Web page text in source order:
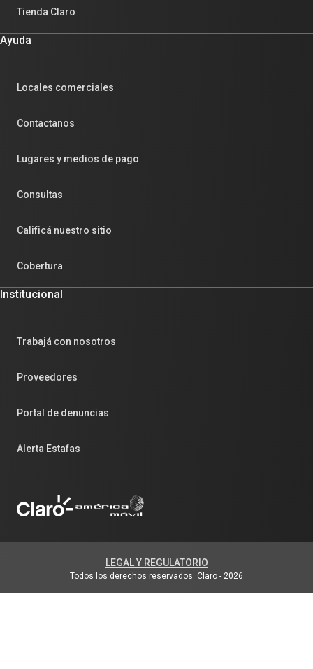
Tienda Claro
Ayuda
Locales comerciales
Contactanos
Lugares y medios de pago
Consultas
Calificá nuestro sitio
Cobertura
Institucional
Trabajá con nosotros
Proveedores
Portal de denuncias
Alerta Estafas
Todos los derechos reservados. Claro - 2026
LEGAL Y REGULATORIO